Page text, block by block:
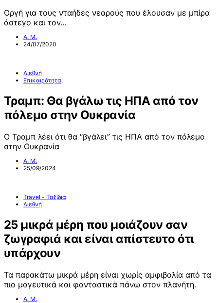
Οργή για τους νταήδες νεαρούς που έλουσαν με μπίρα
άστεγο και τον…
Α. Μ.
24/07/2020
Διεθνή
Επικαιρότητα
Τραμπ: Θα βγάλω τις ΗΠΑ από τον
πόλεμο στην Ουκρανία
Ο Τραμπ λέει ότι θα “βγάλει” τις ΗΠΑ από τον πόλεμο
στην Ουκρανία
Α. Μ.
25/09/2024
Travel - Ταξίδια
Διεθνή
25 μικρά μέρη που μοιάζουν σαν
ζωγραφιά και είναι απίστευτο ότι
υπάρχουν
Τα παρακάτω μικρά μέρη είναι χωρίς αμφιβολία από τα
πιο μαγευτικά και φανταστικά πάνω στον πλανήτη.
Α. Μ.